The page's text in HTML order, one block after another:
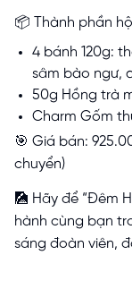
📦 Thành phần
4 bánh 120g:
sâm bào ngư,
50g Hồng trà
Charm Gốm
🎯 Giá bán:
chuyển)
🎑 Hãy để “Đêm
hành cùng bạn
sáng đoàn viên,